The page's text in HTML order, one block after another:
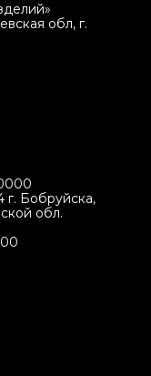
обл, г.
Бобруйска,
обл.